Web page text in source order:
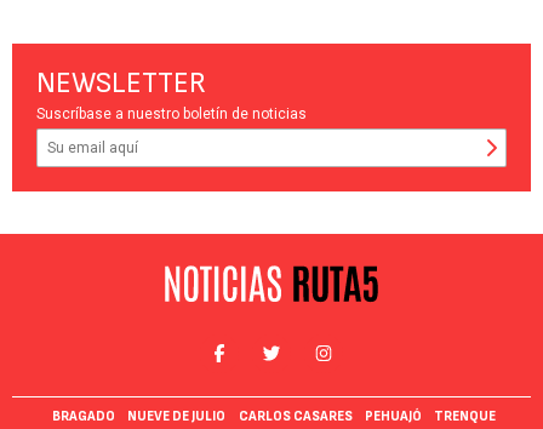
NEWSLETTER
Suscríbase a nuestro boletín de noticias
BRAGADO NUEVE DE JULIO CARLOS CASARES PEHUAJÓ TRENQUE